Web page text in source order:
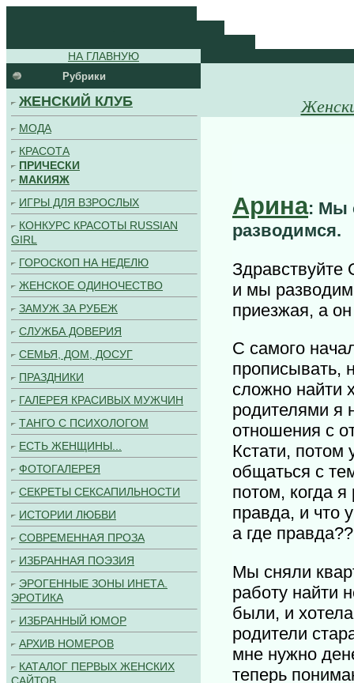
НА ГЛАВНУЮ
Рубрики
ЖЕНСКИЙ КЛУБ
МОДА
КРАСОТА
ПРИЧЕСКИ
МАКИЯЖ
ИГРЫ ДЛЯ ВЗРОСЛЫХ
КОНКУРС КРАСОТЫ RUSSIAN
GIRL
ГОРОСКОП НА НЕДЕЛЮ
ЖЕНСКОЕ ОДИНОЧЕСТВО
ЗАМУЖ ЗА РУБЕЖ
СЛУЖБА ДОВЕРИЯ
СЕМЬЯ, ДОМ, ДОСУГ
ПРАЗДНИКИ
ГАЛЕРЕЯ КРАСИВЫХ МУЖЧИН
ТАНГО С ПСИХОЛОГОМ
ЕСТЬ ЖЕНЩИНЫ...
ФОТОГАЛЕРЕЯ
СЕКРЕТЫ СЕКСАПИЛЬНОСТИ
ИСТОРИИ ЛЮБВИ
СОВРЕМЕННАЯ ПРОЗА
ИЗБРАННАЯ ПОЭЗИЯ
ЭРОГЕННЫЕ ЗОНЫ ИНЕТА.
ЭРОТИКА
ИЗБРАННЫЙ ЮМОР
АРХИВ НОМЕРОВ
КАТАЛОГ ПЕРВЫХ ЖЕНСКИХ
Арина: Мы
разводимся.
и мы
приезжая, а
С самого
прописывать,
сложно найти
родителями я
отношения с
Кстати, потом
общаться с
потом, когда
правда, и что
а где
Мы сняли
работу найти
были, и
родители
мне нужно
теперь